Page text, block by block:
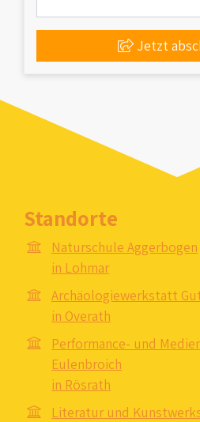
Jetzt
Standorte
Naturschule Aggerbogen
in Lohmar
Archäologiewerkstatt
in Overath
Performance- und
Eulenbroich
in Rösrath
Literatur und